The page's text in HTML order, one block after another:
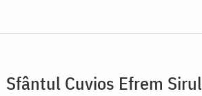
Sfântul Cuvios Efrem Sirul